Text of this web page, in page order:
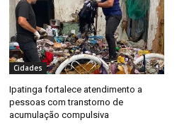
Cidades
Ipatinga fortalece atendimento a
pessoas com transtorno de
acumulação compulsiva